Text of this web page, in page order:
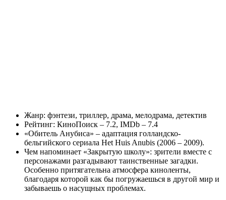
Жанр: фэнтези, триллер, драма, мелодрама, детектив
Рейтинг: КиноПоиск – 7.2, IMDb – 7.4
«Обитель Анубиса» – адаптация голландско-
бельгийского сериала Het Huis Anubis (2006 – 2009).
Чем напоминает «Закрытую школу»: зрители вместе с
персонажами разгадывают таинственные загадки.
Особенно притягательна атмосфера киноленты,
благодаря которой как бы погружаешься в другой мир и
забываешь о насущных проблемах.